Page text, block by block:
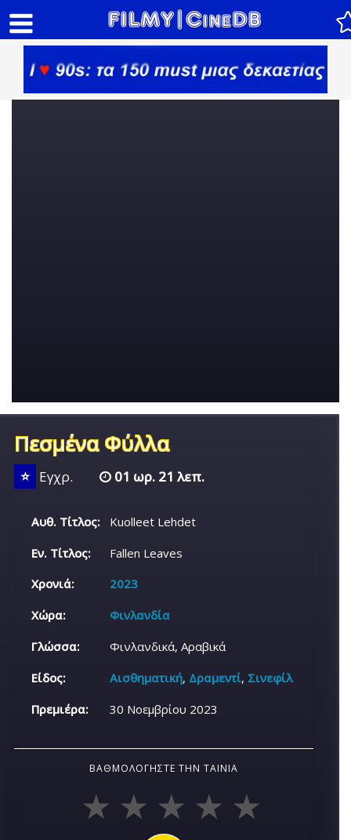
Πεσμένα Φύλλα
⭐ Εγχρ. 01 ωρ. 21 λεπ.
Αυθ. Τίτλος:
Kuolleet Lehdet
Εν. Τίτλος:
Fallen Leaves
Χρονιά:
2023
Χώρα:
Φινλανδία
Γλώσσα:
Φινλανδικά, Αραβικά
Είδος:
Αισθηματική, Δραμεντί, Σινεφίλ
Πρεμιέρα:
30 Νοεμβρίου 2023
ΒΑΘΜΟΛΟΓΉΣΤΕ ΤΗΝ ΤΑΙΝΊΑ